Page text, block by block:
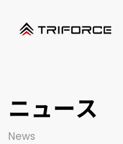
ニュース
News